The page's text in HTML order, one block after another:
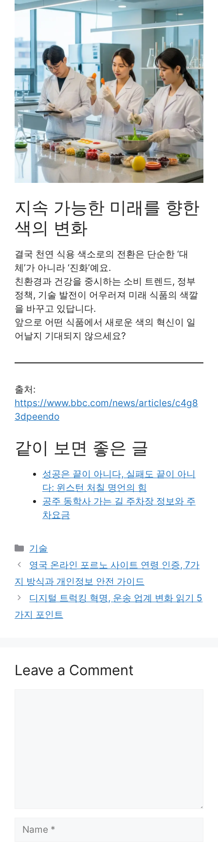
지속 가능한 미래를 향한
색의 변화
결국 천연 식용 색소로의 전환은 단순한 ‘대
체’가 아니라 ‘진화’예요.
친환경과 건강을 중시하는 소비 트렌드, 정부
정책, 기술 발전이 어우러져 미래 식품의 색깔
을 바꾸고 있답니다.
앞으로 어떤 식품에서 새로운 색의 혁신이 일
어날지 기대되지 않으세요?
출처:
https://www.bbc.com/news/articles/c4g8
3dpeendo
같이 보면 좋은 글
성공은 끝이 아니다, 실패도 끝이 아니
다: 윈스턴 처칠 명언의 힘
공주 동학사 가는 길 주차장 정보와 주
차요금
Categories
기술
영국 온라인 포르노 사이트 연령 인증, 7가
지 방식과 개인정보 안전 가이드
디지털 트럭킹 혁명, 운송 업계 변화 읽기 5
가지 포인트
Leave a Comment
Name